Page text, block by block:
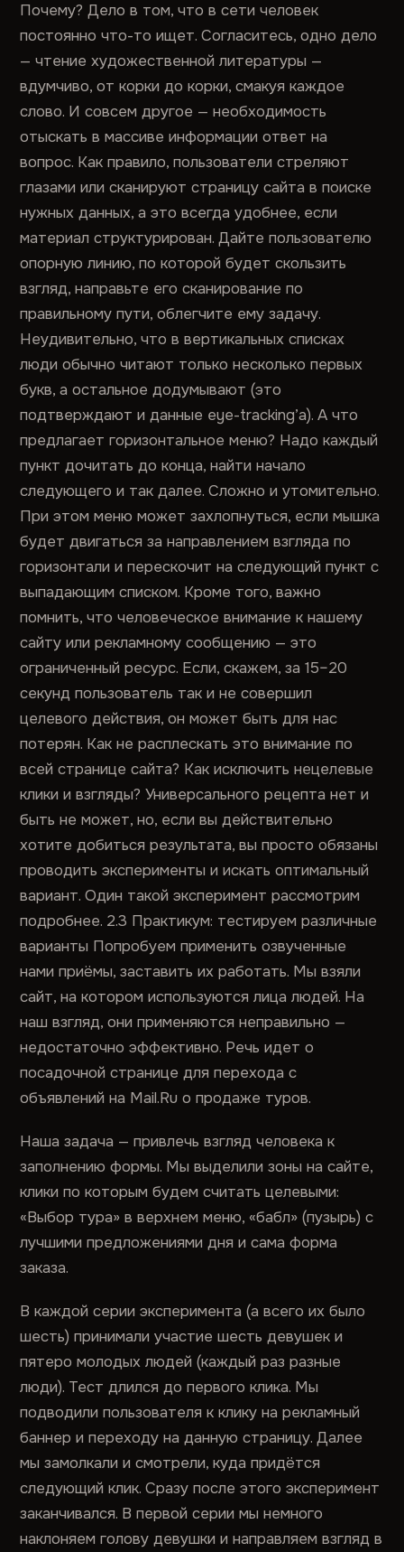
Почему? Дело в том, что в сети человек
постоянно что-то ищет. Согласитесь, одно дело
— чтение художественной литературы —
вдумчиво, от корки до корки, смакуя каждое
слово. И совсем другое — необходимость
отыскать в массиве информации ответ на
вопрос. Как правило, пользователи стреляют
глазами или сканируют страницу сайта в поиске
нужных данных, а это всегда удобнее, если
материал структурирован. Дайте пользователю
опорную линию, по которой будет скользить
взгляд, направьте его сканирование по
правильному пути, облегчите ему задачу.
Неудивительно, что в вертикальных списках
люди обычно читают только несколько первых
букв, а остальное додумывают (это
подтверждают и данные eye-tracking’а). А что
предлагает горизонтальное меню? Надо каждый
пункт дочитать до конца, найти начало
следующего и так далее. Сложно и утомительно.
При этом меню может захлопнуться, если мышка
будет двигаться за направлением взгляда по
горизонтали и перескочит на следующий пункт с
выпадающим списком. Кроме того, важно
помнить, что человеческое внимание к нашему
сайту или рекламному сообщению — это
ограниченный ресурс. Если, скажем, за 15–20
секунд пользователь так и не совершил
целевого действия, он может быть для нас
потерян. Как не расплескать это внимание по
всей странице сайта? Как исключить нецелевые
клики и взгляды? Универсального рецепта нет и
быть не может, но, если вы действительно
хотите добиться результата, вы просто обязаны
проводить эксперименты и искать оптимальный
вариант. Один такой эксперимент рассмотрим
подробнее. 2.3 Практикум: тестируем различные
варианты Попробуем применить озвученные
нами приёмы, заставить их работать. Мы взяли
сайт, на котором используются лица людей. На
наш взгляд, они применяются неправильно —
недостаточно эффективно. Речь идет о
посадочной странице для перехода с
объявлений на Mail.Ru о продаже туров.
Наша задача — привлечь взгляд человека к
заполнению формы. Мы выделили зоны на сайте,
клики по которым будем считать целевыми:
«Выбор тура» в верхнем меню, «бабл» (пузырь) с
лучшими предложениями дня и сама форма
заказа.
В каждой серии эксперимента (а всего их было
шесть) принимали участие шесть девушек и
пятеро молодых людей (каждый раз разные
люди). Тест длился до первого клика. Мы
подводили пользователя к клику на рекламный
баннер и переходу на данную страницу. Далее
мы замолкали и смотрели, куда придётся
следующий клик. Сразу после этого эксперимент
заканчивался. В первой серии мы немного
наклоняем голову девушки и направляем взгляд в